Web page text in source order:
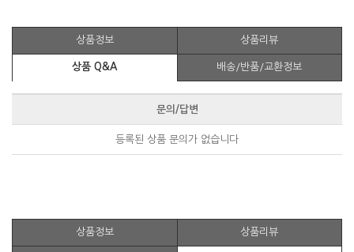
상품정보 상품리뷰
상품 Q&A 배송/반품/교환정보
문의/답변
등록된 상품 문의가 없습니다
상품정보 상품리뷰